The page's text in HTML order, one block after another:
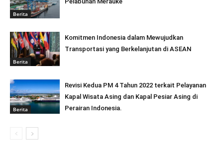
Berita
Berita
Komitmen Indonesia dalam Mewujudkan
Transportasi yang Berkelanjutan di ASEAN
Berita
Revisi Kedua PM 4 Tahun 2022 terkait Pelayanan
Kapal Wisata Asing dan Kapal Pesiar Asing di
Perairan Indonesia.